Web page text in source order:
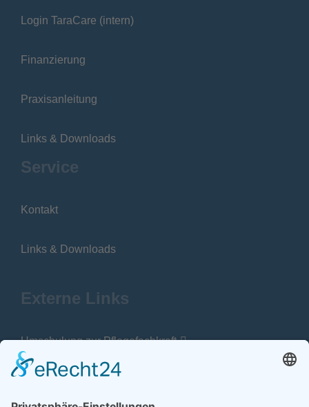
Login TaraCare (intern)
Finanzierung
Praxisanleitung
Links & Downloads
Service
Kontakt
Links & Downloads
Externe Links
Umschulung zur Pflegefachkraft
Pflege kann was